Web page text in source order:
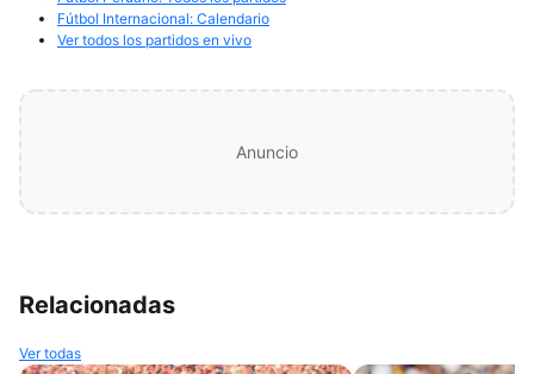
Fútbol Internacional: Calendario
Ver todos los partidos en vivo
Anuncio
Relacionadas
Ver todas